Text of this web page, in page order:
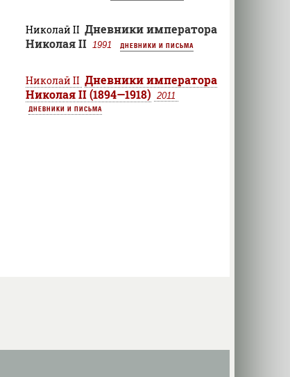
Николай II Дневники императора
Николая II 1991 ДНЕВНИКИ И ПИСЬМА
Николай II Дневники императора
Николая II (1894—1918) 2011
ДНЕВНИКИ И ПИСЬМА